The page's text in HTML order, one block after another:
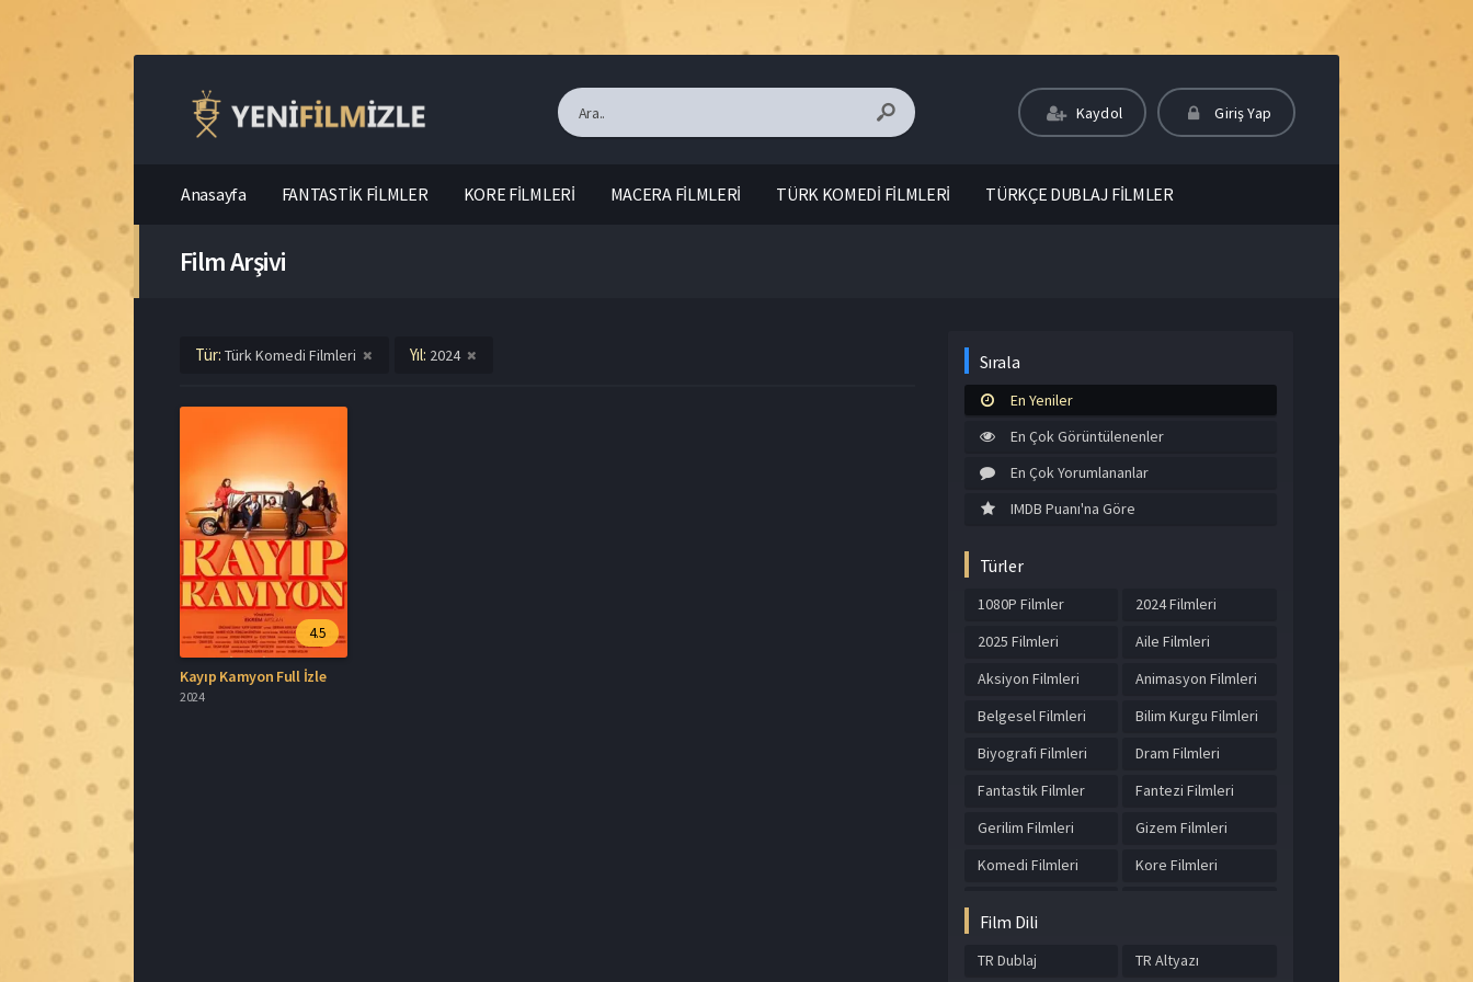
Kaydol Giriş Yap
Anasayfa FANTASTİK FİLMLER KORE FİLMLERİ MACERA FİLMLERİ TÜRK KOMEDİ FİLMLERİ TÜRKÇE DUBLAJ FİLMLER
Film Arşivi
Tür: Türk Komedi Filmleri Yıl: 2024
4.5
Kayıp Kamyon Full İzle
2024
Sırala
En Yeniler
En Çok Görüntülenenler
En Çok Yorumlananlar
IMDB Puanı'na Göre
Türler
1080P Filmler
2024 Filmleri
2025 Filmleri
Aile Filmleri
Aksiyon Filmleri
Animasyon Filmleri
Belgesel Filmleri
Bilim Kurgu Filmleri
Biyografi Filmleri
Dram Filmleri
Fantastik Filmler
Fantezi Filmleri
Gerilim Filmleri
Gizem Filmleri
Komedi Filmleri
Kore Filmleri
Film Dili
TR Dublaj TR Altyazı